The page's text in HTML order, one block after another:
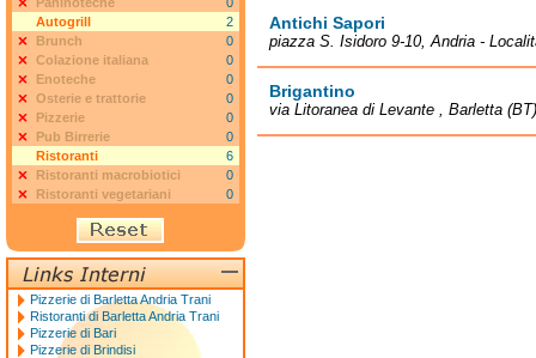
Antichi Sapori
piazza S. Isidoro 9-10, Andria -
Brigantino
via Litoranea di Levante , Barletta (BT)
Autogrill
2
Brunch
0
Colazione italiana
0
Enoteche
0
Osterie e trattorie
0
Pizzerie
0
Pub Birrerie
0
Ristoranti
6
Ristoranti macrobiotici
0
Ristoranti vegetariani
0
Pizzerie di Barletta Andria Trani
Ristoranti di Barletta Andria Trani
Pizzerie di Bari
Pizzerie di Brindisi